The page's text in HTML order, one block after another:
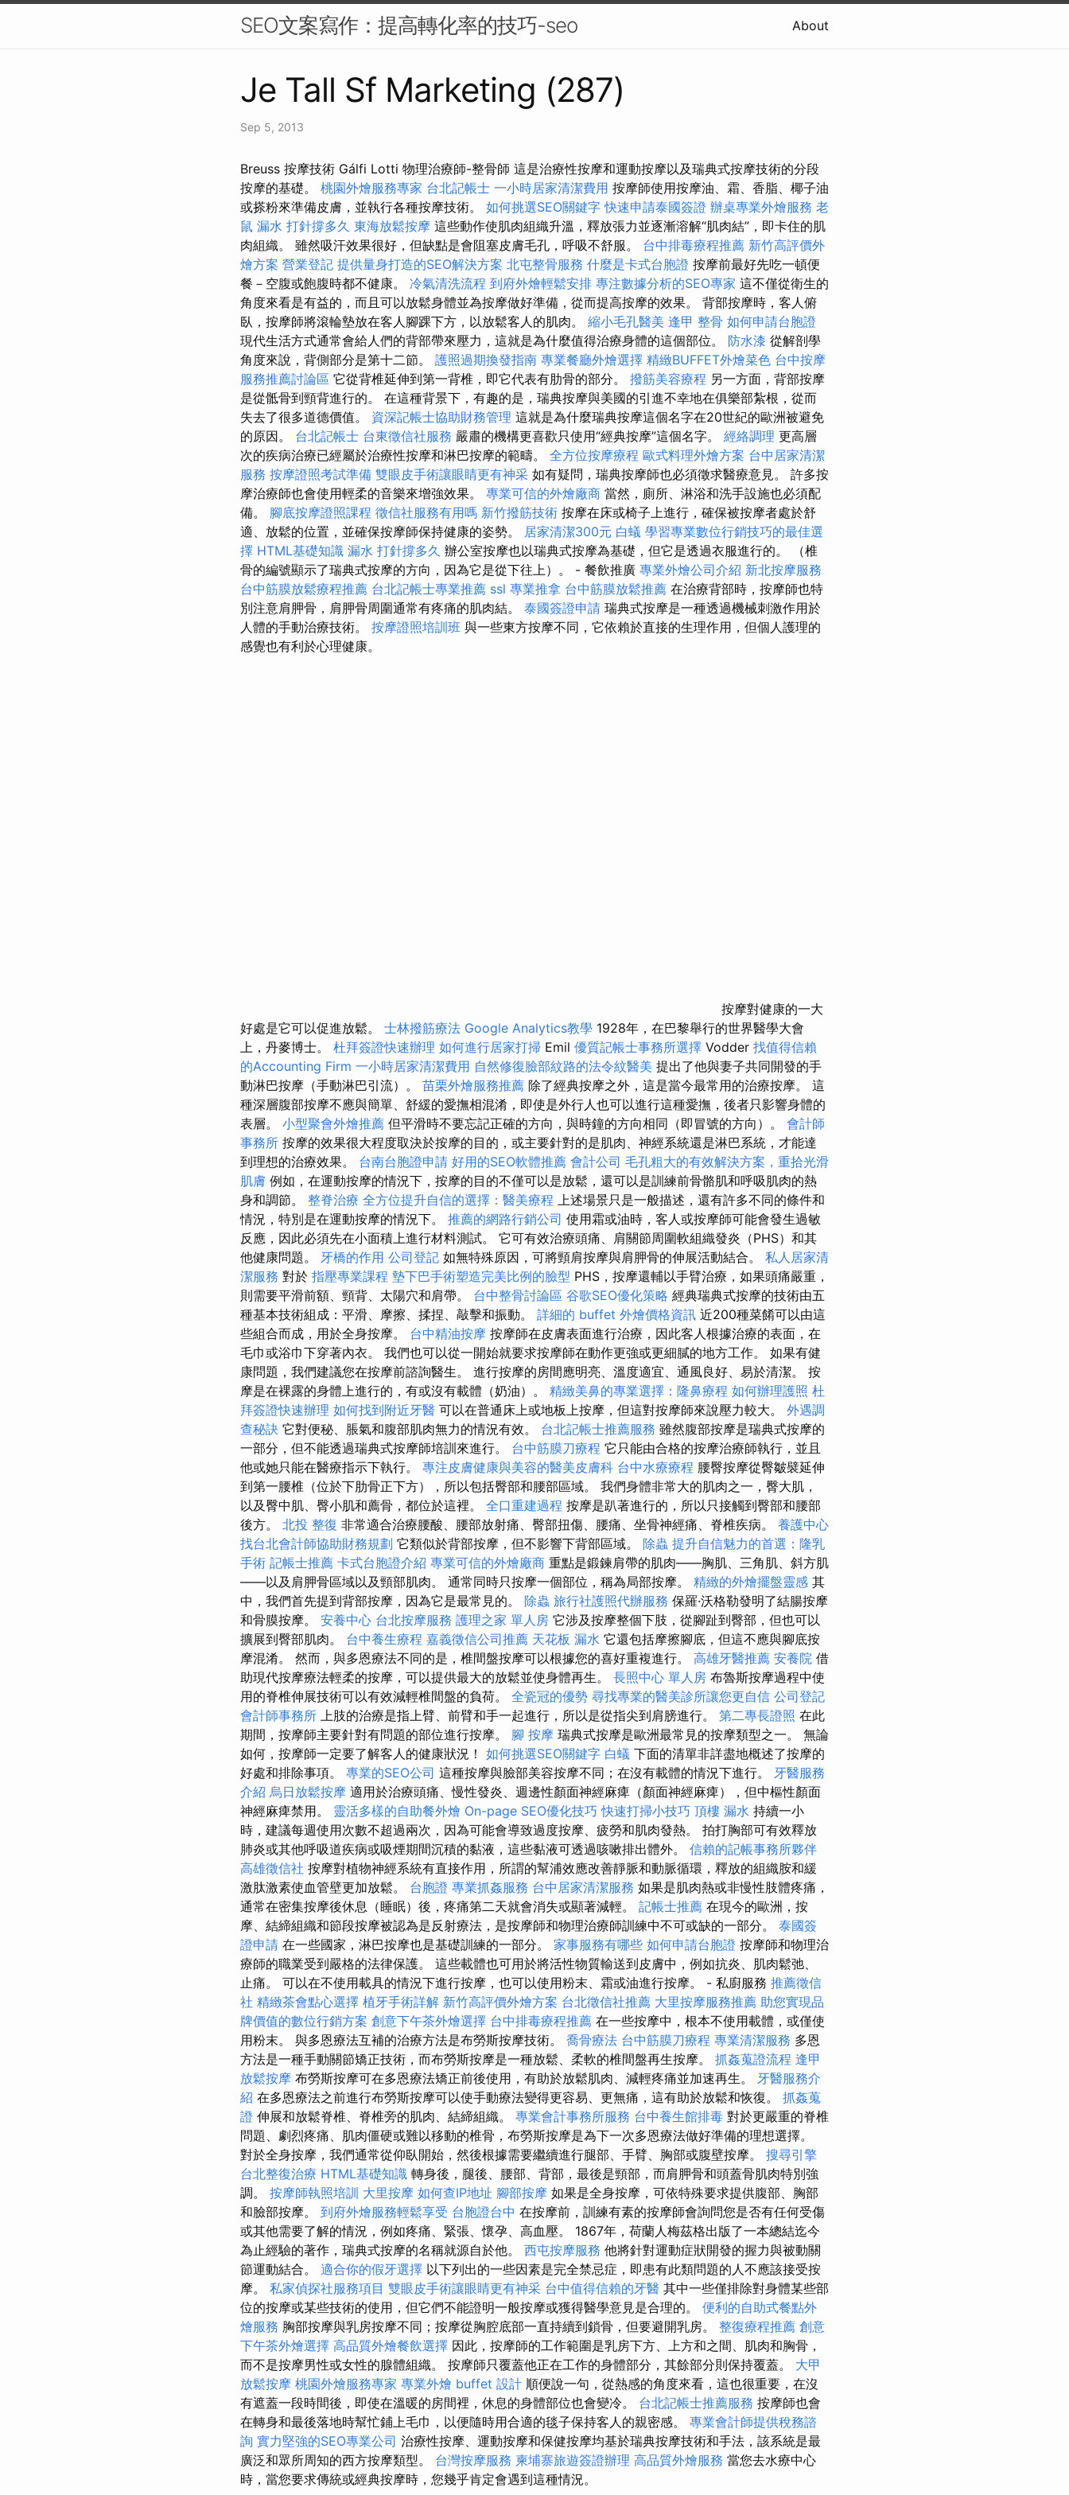
SEO文案寫作：提高轉化率的技巧-seo About
Je Tall Sf Marketing (287)
Sep 5, 2013
Breuss 按摩技術 Gálfi Lotti 物理治療師-整骨師 這是治療性按摩和運動按摩以及瑞典式按摩技術的分段
按摩的基礎。 桃園外燴服務專家 台北記帳士 一小時居家清潔費用 按摩師使用按摩油、霜、香脂、椰子油
或搽粉來準備皮膚，並執行各種按摩技術。 如何挑選SEO關鍵字 快速申請泰國簽證 辦桌專業外燴服務 老
鼠 漏水 打針撐多久 東海放鬆按摩 這些動作使肌肉組織升溫，釋放張力並逐漸溶解“肌肉結”，即卡住的肌
肉組織。 雖然吸汗效果很好，但缺點是會阻塞皮膚毛孔，呼吸不舒服。 台中排毒療程推薦 新竹高評價外
燴方案 營業登記 提供量身打造的SEO解決方案 北屯整骨服務 什麼是卡式台胞證 按摩前最好先吃一頓便
餐－空腹或飽腹時都不健康。 冷氣清洗流程 到府外燴輕鬆安排 專注數據分析的SEO專家 這不僅從衛生的
角度來看是有益的，而且可以放鬆身體並為按摩做好準備，從而提高按摩的效果。 背部按摩時，客人俯
臥，按摩師將滾輪墊放在客人腳踝下方，以放鬆客人的肌肉。 縮小毛孔醫美 逢甲 整骨 如何申請台胞證
現代生活方式通常會給人們的背部帶來壓力，這就是為什麼值得治療身體的這個部位。 防水漆 從解剖學
角度來說，背側部分是第十二節。 護照過期換發指南 專業餐廳外燴選擇 精緻BUFFET外燴菜色 台中按摩
服務推薦討論區 它從背椎延伸到第一背椎，即它代表有肋骨的部分。 撥筋美容療程 另一方面，背部按摩
是從骶骨到頸背進行的。 在這種背景下，有趣的是，瑞典按摩與美國的引進不幸地在俱樂部紮根，從而
失去了很多道德價值。 資深記帳士協助財務管理 這就是為什麼瑞典按摩這個名字在20世紀的歐洲被避免
的原因。 台北記帳士 台東徵信社服務 嚴肅的機構更喜歡只使用“經典按摩”這個名字。 經絡調理 更高層
次的疾病治療已經屬於治療性按摩和淋巴按摩的範疇。 全方位按摩療程 歐式料理外燴方案 台中居家清潔
服務 按摩證照考試準備 雙眼皮手術讓眼睛更有神采 如有疑問，瑞典按摩師也必須徵求醫療意見。 許多按
摩治療師也會使用輕柔的音樂來增強效果。 專業可信的外燴廠商 當然，廁所、淋浴和洗手設施也必須配
備。 腳底按摩證照課程 徵信社服務有用嗎 新竹撥筋技術 按摩在床或椅子上進行，確保被按摩者處於舒
適、放鬆的位置，並確保按摩師保持健康的姿勢。 居家清潔300元 白蟻 學習專業數位行銷技巧的最佳選
擇 HTML基礎知識 漏水 打針撐多久 辦公室按摩也以瑞典式按摩為基礎，但它是透過衣服進行的。 （椎
骨的編號顯示了瑞典式按摩的方向，因為它是從下往上）。 - 餐飲推廣 專業外燴公司介紹 新北按摩服務
台中筋膜放鬆療程推薦 台北記帳士專業推薦 ssl 專業推拿 台中筋膜放鬆推薦 在治療背部時，按摩師也特
別注意肩胛骨，肩胛骨周圍通常有疼痛的肌肉結。 泰國簽證申請 瑞典式按摩是一種透過機械刺激作用於
人體的手動治療技術。 按摩證照培訓班 與一些東方按摩不同，它依賴於直接的生理作用，但個人護理的
感覺也有利於心理健康。
按摩對健康的一大
好處是它可以促進放鬆。 士林撥筋療法 Google Analytics教學 1928年，在巴黎舉行的世界醫學大會
上，丹麥博士。 杜拜簽證快速辦理 如何進行居家打掃 Emil 優質記帳士事務所選擇 Vodder 找值得信賴
的Accounting Firm 一小時居家清潔費用 自然修復臉部紋路的法令紋醫美 提出了他與妻子共同開發的手
動淋巴按摩（手動淋巴引流）。 苗栗外燴服務推薦 除了經典按摩之外，這是當今最常用的治療按摩。 這
種深層腹部按摩不應與簡單、舒緩的愛撫相混淆，即使是外行人也可以進行這種愛撫，後者只影響身體的
表層。 小型聚會外燴推薦 但平滑時不要忘記正確的方向，與時鐘的方向相同（即冒號的方向）。 會計師
事務所 按摩的效果很大程度取決於按摩的目的，或主要針對的是肌肉、神經系統還是淋巴系統，才能達
到理想的治療效果。 台南台胞證申請 好用的SEO軟體推薦 會計公司 毛孔粗大的有效解決方案，重拾光滑
肌膚 例如，在運動按摩的情況下，按摩的目的不僅可以是放鬆，還可以是訓練前骨骼肌和呼吸肌肉的熱
身和調節。 整脊治療 全方位提升自信的選擇：醫美療程 上述場景只是一般描述，還有許多不同的條件和
情況，特別是在運動按摩的情況下。 推薦的網路行銷公司 使用霜或油時，客人或按摩師可能會發生過敏
反應，因此必須先在小面積上進行材料測試。 它可有效治療頭痛、肩關節周圍軟組織發炎（PHS）和其
他健康問題。 牙橋的作用 公司登記 如無特殊原因，可將頸肩按摩與肩胛骨的伸展活動結合。 私人居家清
潔服務 對於 指壓專業課程 墊下巴手術塑造完美比例的臉型 PHS，按摩還輔以手臂治療，如果頭痛嚴重，
則需要平滑前額、頸背、太陽穴和肩帶。 台中整骨討論區 谷歌SEO優化策略 經典瑞典式按摩的技術由五
種基本技術組成：平滑、摩擦、揉捏、敲擊和振動。 詳細的 buffet 外燴價格資訊 近200種菜餚可以由這
些組合而成，用於全身按摩。 台中精油按摩 按摩師在皮膚表面進行治療，因此客人根據治療的表面，在
毛巾或浴巾下穿著內衣。 我們也可以從一開始就要求按摩師在動作更強或更細膩的地方工作。 如果有健
康問題，我們建議您在按摩前諮詢醫生。 進行按摩的房間應明亮、溫度適宜、通風良好、易於清潔。 按
摩是在裸露的身體上進行的，有或沒有載體（奶油）。 精緻美鼻的專業選擇：隆鼻療程 如何辦理護照 杜
拜簽證快速辦理 如何找到附近牙醫 可以在普通床上或地板上按摩，但這對按摩師來說壓力較大。 外遇調
查秘訣 它對便秘、脹氣和腹部肌肉無力的情況有效。 台北記帳士推薦服務 雖然腹部按摩是瑞典式按摩的
一部分，但不能透過瑞典式按摩師培訓來進行。 台中筋膜刀療程 它只能由合格的按摩治療師執行，並且
他或她只能在醫療指示下執行。 專注皮膚健康與美容的醫美皮膚科 台中水療療程 腰臀按摩從臀皺襞延伸
到第一腰椎（位於下肋骨正下方），所以包括臀部和腰部區域。 我們身體非常大的肌肉之一，臀大肌，
以及臀中肌、臀小肌和薦骨，都位於這裡。 全口重建過程 按摩是趴著進行的，所以只接觸到臀部和腰部
後方。 北投 整復 非常適合治療腰酸、腰部放射痛、臀部扭傷、腰痛、坐骨神經痛、脊椎疾病。 養護中心
找台北會計師協助財務規劃 它類似於背部按摩，但不影響下背部區域。 除蟲 提升自信魅力的首選：隆乳
手術 記帳士推薦 卡式台胞證介紹 專業可信的外燴廠商 重點是鍛鍊肩帶的肌肉——胸肌、三角肌、斜方肌
——以及肩胛骨區域以及頸部肌肉。 通常同時只按摩一個部位，稱為局部按摩。 精緻的外燴擺盤靈感 其
中，我們首先提到背部按摩，因為它是最常見的。 除蟲 旅行社護照代辦服務 保羅·沃格勒發明了結腸按摩
和骨膜按摩。 安養中心 台北按摩服務 護理之家 單人房 它涉及按摩整個下肢，從腳趾到臀部，但也可以
擴展到臀部肌肉。 台中養生療程 嘉義徵信公司推薦 天花板 漏水 它還包括摩擦腳底，但這不應與腳底按
摩混淆。 然而，與多恩療法不同的是，椎間盤按摩可以根據您的喜好重複進行。 高雄牙醫推薦 安養院 借
助現代按摩療法輕柔的按摩，可以提供最大的放鬆並使身體再生。 長照中心 單人房 布魯斯按摩過程中使
用的脊椎伸展技術可以有效減輕椎間盤的負荷。 全瓷冠的優勢 尋找專業的醫美診所讓您更自信 公司登記
會計師事務所 上肢的治療是指上臂、前臂和手一起進行，所以是從指尖到肩膀進行。 第二專長證照 在此
期間，按摩師主要針對有問題的部位進行按摩。 腳 按摩 瑞典式按摩是歐洲最常見的按摩類型之一。 無論
如何，按摩師一定要了解客人的健康狀況！ 如何挑選SEO關鍵字 白蟻 下面的清單非詳盡地概述了按摩的
好處和排除事項。 專業的SEO公司 這種按摩與臉部美容按摩不同；在沒有載體的情況下進行。 牙醫服務
介紹 烏日放鬆按摩 適用於治療頭痛、慢性發炎、週邊性顏面神經麻痺（顏面神經麻痺），但中樞性顏面
神經麻痺禁用。 靈活多樣的自助餐外燴 On-page SEO優化技巧 快速打掃小技巧 頂樓 漏水 持續一小
時，建議每週使用次數不超過兩次，因為可能會導致過度按摩、疲勞和肌肉發熱。 拍打胸部可有效釋放
肺炎或其他呼吸道疾病或吸煙期間沉積的黏液，這些黏液可透過咳嗽排出體外。 信賴的記帳事務所夥伴
高雄徵信社 按摩對植物神經系統有直接作用，所謂的幫浦效應改善靜脈和動脈循環，釋放的組織胺和緩
激肽激素使血管壁更加放鬆。 台胞證 專業抓姦服務 台中居家清潔服務 如果是肌肉熱或非慢性肢體疼痛，
通常在密集按摩後休息（睡眠）後，疼痛第二天就會消失或顯著減輕。 記帳士推薦 在現今的歐洲，按
摩、結締組織和節段按摩被認為是反射療法，是按摩師和物理治療師訓練中不可或缺的一部分。 泰國簽
證申請 在一些國家，淋巴按摩也是基礎訓練的一部分。 家事服務有哪些 如何申請台胞證 按摩師和物理治
療師的職業受到嚴格的法律保護。 這些載體也可用於將活性物質輸送到皮膚中，例如抗炎、肌肉鬆弛、
止痛。 可以在不使用載具的情況下進行按摩，也可以使用粉末、霜或油進行按摩。 - 私廚服務 推薦徵信
社 精緻茶會點心選擇 植牙手術詳解 新竹高評價外燴方案 台北徵信社推薦 大里按摩服務推薦 助您實現品
牌價值的數位行銷方案 創意下午茶外燴選擇 台中排毒療程推薦 在一些按摩中，根本不使用載體，或僅使
用粉末。 與多恩療法互補的治療方法是布勞斯按摩技術。 喬骨療法 台中筋膜刀療程 專業清潔服務 多恩
方法是一種手動關節矯正技術，而布勞斯按摩是一種放鬆、柔軟的椎間盤再生按摩。 抓姦蒐證流程 逢甲
放鬆按摩 布勞斯按摩可在多恩療法矯正前後使用，有助於放鬆肌肉、減輕疼痛並加速再生。 牙醫服務介
紹 在多恩療法之前進行布勞斯按摩可以使手動療法變得更容易、更無痛，這有助於放鬆和恢復。 抓姦蒐
證 伸展和放鬆脊椎、脊椎旁的肌肉、結締組織。 專業會計事務所服務 台中養生館排毒 對於更嚴重的脊椎
問題、劇烈疼痛、肌肉僵硬或難以移動的椎骨，布勞斯按摩是為下一次多恩療法做好準備的理想選擇。
對於全身按摩，我們通常從仰臥開始，然後根據需要繼續進行腿部、手臂、胸部或腹壁按摩。 搜尋引擎
台北整復治療 HTML基礎知識 轉身後，腿後、腰部、背部，最後是頸部，而肩胛骨和頭蓋骨肌肉特別強
調。 按摩師執照培訓 大里按摩 如何查IP地址 腳部按摩 如果是全身按摩，可依特殊要求提供腹部、胸部
和臉部按摩。 到府外燴服務輕鬆享受 台胞證台中 在按摩前，訓練有素的按摩師會詢問您是否有任何受傷
或其他需要了解的情況，例如疼痛、緊張、懷孕、高血壓。 1867年，荷蘭人梅茲格出版了一本總結迄今
為止經驗的著作，瑞典式按摩的名稱就源自於他。 西屯按摩服務 他將針對運動症狀開發的握力與被動關
節運動結合。 適合你的假牙選擇 以下列出的一些因素是完全禁忌症，即患有此類問題的人不應該接受按
摩。 私家偵探社服務項目 雙眼皮手術讓眼睛更有神采 台中值得信賴的牙醫 其中一些僅排除對身體某些部
位的按摩或某些技術的使用，但它們不能證明一般按摩或獲得醫學意見是合理的。 便利的自助式餐點外
燴服務 胸部按摩與乳房按摩不同；按摩從胸腔底部一直持續到鎖骨，但要避開乳房。 整復療程推薦 創意
下午茶外燴選擇 高品質外燴餐飲選擇 因此，按摩師的工作範圍是乳房下方、上方和之間、肌肉和胸骨，
而不是按摩男性或女性的腺體組織。 按摩師只覆蓋他正在工作的身體部分，其餘部分則保持覆蓋。 大甲
放鬆按摩 桃園外燴服務專家 專業外燴 buffet 設計 順便說一句，從熱感的角度來看，這也很重要，在沒
有遮蓋一段時間後，即使在溫暖的房間裡，休息的身體部位也會變冷。 台北記帳士推薦服務 按摩師也會
在轉身和最後落地時幫忙鋪上毛巾，以便隨時用合適的毯子保持客人的親密感。 專業會計師提供稅務諮
詢 實力堅強的SEO專業公司 治療性按摩、運動按摩和保健按摩均基於瑞典按摩技術和手法，該系統是最
廣泛和眾所周知的西方按摩類型。 台灣按摩服務 柬埔寨旅遊簽證辦理 高品質外燴服務 當您去水療中心
時，當您要求傳統或經典按摩時，您幾乎肯定會遇到這種情況。